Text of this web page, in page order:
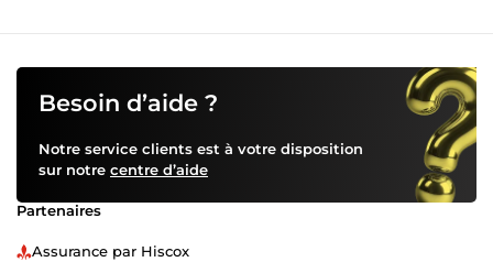
Besoin d’aide ?
Notre service clients est à votre disposition
sur notre centre d’aide
Partenaires
Assurance par Hiscox